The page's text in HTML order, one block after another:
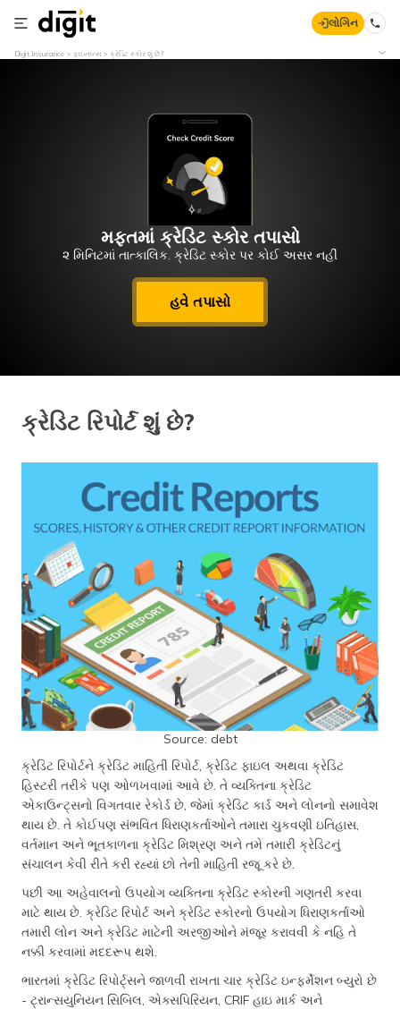
લોગિન
Digit Insurance ફાઇનાન્સ ક્રેડિટ સ્કોર શું છે?
મફતમાં ક્રેડિટ સ્કોર તપાસો
૨ મિનિટમાં તાત્કાલિક. ક્રેડિટ સ્કોર પર કોઈ અસર નહીં
હવે તપાસો
ક્રેડિટ રિપોર્ટ શું છે?
Source: debt
ક્રેડિટ રિપોર્ટને ક્રેડિટ માહિતી રિપોર્ટ, ક્રેડિટ ફાઇલ અથવા ક્રેડિટ
હિસ્ટરી તરીકે પણ ઓળખવામાં આવે છે. તે વ્યક્તિના ક્રેડિટ
એકાઉન્ટ્સનો વિગતવાર રેકોર્ડ છે, જેમાં ક્રેડિટ કાર્ડ અને લોનનો સમાવેશ
થાય છે. તે કોઈપણ સંભવિત ધિરાણકર્તાઓને તમારા ચુકવણી ઇતિહાસ,
વર્તમાન અને ભૂતકાળના ક્રેડિટ મિશ્રણ અને તમે તમારી ક્રેડિટનું
સંચાલન કેવી રીતે કરી રહ્યાં છો તેની માહિતી રજૂ કરે છે.
પછી આ અહેવાલનો ઉપયોગ વ્યક્તિના ક્રેડિટ સ્કોરની ગણતરી કરવા
માટે થાય છે. ક્રેડિટ રિપોર્ટ અને ક્રેડિટ સ્કોરનો ઉપયોગ ધિરાણકર્તાઓ
તમારી લોન અને ક્રેડિટ માટેની અરજીઓને મંજૂર કરાવવી કે નહિ તે
નક્કી કરવામાં મદદરૂપ થશે.
ભારતમાં ક્રેડિટ રિપોર્ટ્સને જાળવી રાખતા ચાર ક્રેડિટ ઇન્ફર્મેશન બ્યુરો છે
- ટ્રાન્સયુનિયન સિબિલ, એક્સપિરિયન, CRIF હાઇ માર્ક અને